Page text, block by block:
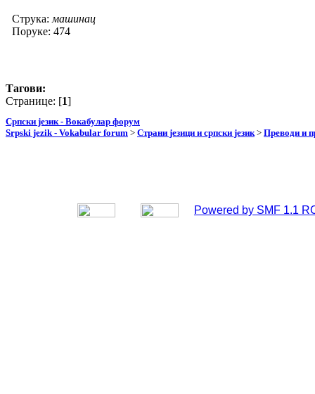
Струка: машинац
Поруке: 474
Тагови:
Странице: [1]
Српски језик - Вокабулар форум
Srpski jezik - Vokabular forum > Страни језици и српски језик > Преводи и
Powered by SMF 1.1